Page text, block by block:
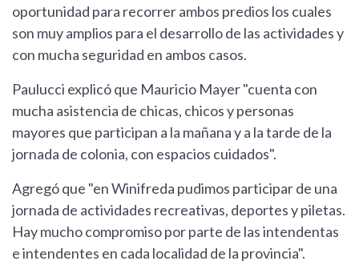
oportunidad para recorrer ambos predios los cuales
son muy amplios para el desarrollo de las actividades y
con mucha seguridad en ambos casos.
Paulucci explicó que Mauricio Mayer "cuenta con
mucha asistencia de chicas, chicos y personas
mayores que participan a la mañana y a la tarde de la
jornada de colonia, con espacios cuidados".
Agregó que "en Winifreda pudimos participar de una
jornada de actividades recreativas, deportes y piletas.
Hay mucho compromiso por parte de las intendentas
e intendentes en cada localidad de la provincia".